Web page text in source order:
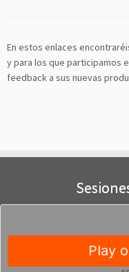
En estos enlaces
y para los que participamos
feedback a sus nuevas